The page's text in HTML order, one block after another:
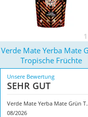
Verde Mate Yerba Mate
Tropische Früchte
Unsere Bewertung
SEHR GUT
Verde Mate
08/2026